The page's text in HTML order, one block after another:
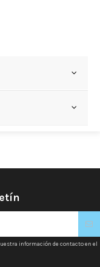
información de contacto en el